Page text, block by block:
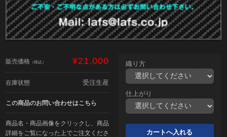
販売価格 （税込） ¥21,000
在庫状態 受注生産
この商品のお問い合わせはこちら
商品名・商品画像をクリックし、商品
詳細をご覧になった上でご注文くださ
織り方
仕上がり